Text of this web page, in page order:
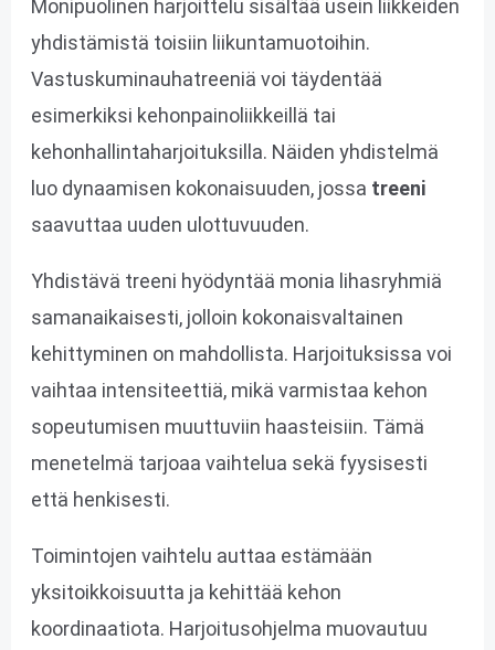
Monipuolinen harjoittelu sisältää usein liikkeiden
yhdistämistä toisiin liikuntamuotoihin.
Vastuskuminauhatreeniä voi täydentää
esimerkiksi kehonpainoliikkeillä tai
kehonhallintaharjoituksilla. Näiden yhdistelmä
luo dynaamisen kokonaisuuden, jossa treeni
saavuttaa uuden ulottuvuuden.
Yhdistävä treeni hyödyntää monia lihasryhmiä
samanaikaisesti, jolloin kokonaisvaltainen
kehittyminen on mahdollista. Harjoituksissa voi
vaihtaa intensiteettiä, mikä varmistaa kehon
sopeutumisen muuttuviin haasteisiin. Tämä
menetelmä tarjoaa vaihtelua sekä fyysisesti
että henkisesti.
Toimintojen vaihtelu auttaa estämään
yksitoikkoisuutta ja kehittää kehon
koordinaatiota. Harjoitusohjelma muovautuu